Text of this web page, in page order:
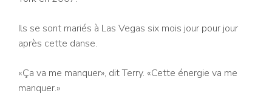
Ils se sont mariés à Las Vegas six mois jour pour jour
après cette danse.
«Ça va me manquer», dit Terry. «Cette énergie va me
manquer.»